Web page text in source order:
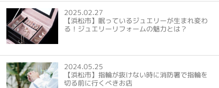
2025.02.27
【浜松市】眠っているジュエリーが生まれ変わ
る！ジュエリーリフォームの魅力とは？
2024.05.25
【浜松市】指輪が抜けない時に消防署で指輪を
切る前に行くべきお店